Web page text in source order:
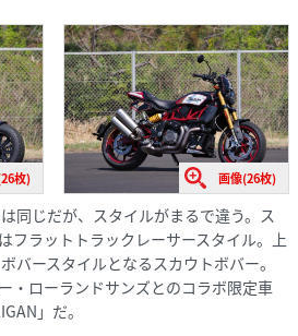
枚) 画像(26枚)
同じだが、スタイルがまるで違う。ス
フラットトラックレーサースタイル。上
バースタイルとなるスカウトボバー。
・ローランドサンズとのコラボ限定車
」だ。